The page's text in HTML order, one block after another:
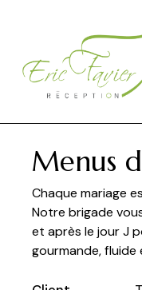
Menus
Chaque mariage
Notre brigade
et après le jour J
gourmande, fluide